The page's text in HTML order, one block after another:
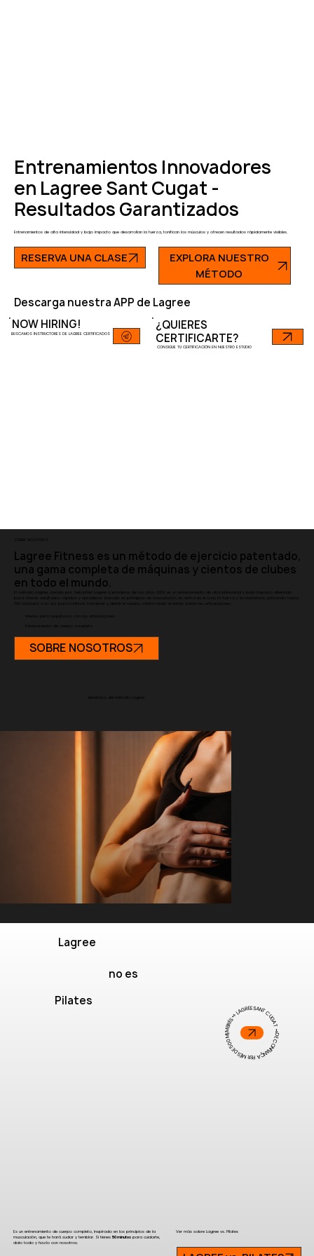
Entrenamientos Innovadores
en Lagree Sant Cugat -
Resultados Garantizados
Entrenamientos de alta intensidad y bajo impacto que desarrollan la fuerza, tonifican los músculos y ofrecen resultados rápidamente visibles.
RESERVA UNA CLASE
EXPLORA NUESTRO
MÉTODO
Descarga nuestra APP de Lagree
NOW HIRING!
BUSCAMOS INSTRUCTORES DE LAGREE CERTIFICADOS
¿QUIERES
CERTIFICARTE?
CONSIGUE TU CERTIFICACIÓN EN NUESTRO ESTUDIO
Lagree Fitness es un método de ejercicio patentado,
una gama completa de máquinas y cientos de clubes
en todo el mundo.
para ofrecer resultados rápidos y duraderos. Basado en principios de musculación, se centra en el core, la fuerza y la resistencia, activando hasta
600 músculos a la vez para tonificar, fortalecer y definir el cuerpo, minimizando el estrés sobre las articulaciones.
SOBRE NOSOTROS
Lagree
no es
Pilates
Es un entrenamiento de cuerpo completo, inspirado en los principios de la
musculación, que te hará sudar y temblar. Si tienes 50 minutospara cuidarte,
dalo todo y hazlo con nosotros.
Ver más sobre Lagree vs. Pilates
DE CONFIANÇA PER MÉS DE 500 MEMBRES ➺ LAGREE SANT CUGAT ➺